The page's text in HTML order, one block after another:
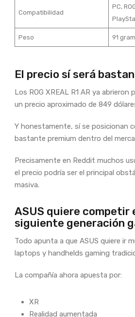
Compatibilidad
PC,
Peso 91
El precio sí será
Los ROG XREAL R1 AR ya
un precio aproximado de 849
Y honestamente, sí se posicionan
bastante premium dentro del
Precisamente en Reddit muchos
el precio podría ser el principal
masiva.
ASUS quiere competir
siguiente generación
Todo apunta a que ASUS quiere ir
laptops y handhelds gaming
La compañía ahora apuesta por:
XR
Realidad aumentada